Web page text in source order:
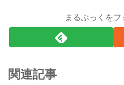
まるぶっくをフ
関連記事